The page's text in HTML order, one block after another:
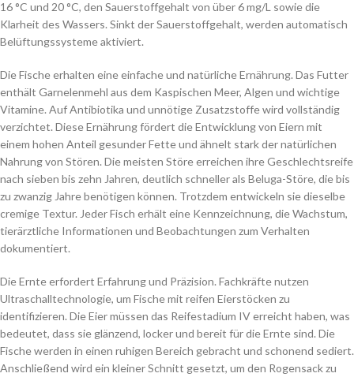
16 °C und 20 °C, den Sauerstoffgehalt von über 6 mg/L sowie die
Klarheit des Wassers. Sinkt der Sauerstoffgehalt, werden automatisch
Belüftungssysteme aktiviert.
Die Fische erhalten eine einfache und natürliche Ernährung. Das Futter
enthält Garnelenmehl aus dem Kaspischen Meer, Algen und wichtige
Vitamine. Auf Antibiotika und unnötige Zusatzstoffe wird vollständig
verzichtet. Diese Ernährung fördert die Entwicklung von Eiern mit
einem hohen Anteil gesunder Fette und ähnelt stark der natürlichen
Nahrung von Stören. Die meisten Störe erreichen ihre Geschlechtsreife
nach sieben bis zehn Jahren, deutlich schneller als Beluga-Störe, die bis
zu zwanzig Jahre benötigen können. Trotzdem entwickeln sie dieselbe
cremige Textur. Jeder Fisch erhält eine Kennzeichnung, die Wachstum,
tierärztliche Informationen und Beobachtungen zum Verhalten
dokumentiert.
Die Ernte erfordert Erfahrung und Präzision. Fachkräfte nutzen
Ultraschalltechnologie, um Fische mit reifen Eierstöcken zu
identifizieren. Die Eier müssen das Reifestadium IV erreicht haben, was
bedeutet, dass sie glänzend, locker und bereit für die Ernte sind. Die
Fische werden in einen ruhigen Bereich gebracht und schonend sediert.
Anschließend wird ein kleiner Schnitt gesetzt, um den Rogensack zu